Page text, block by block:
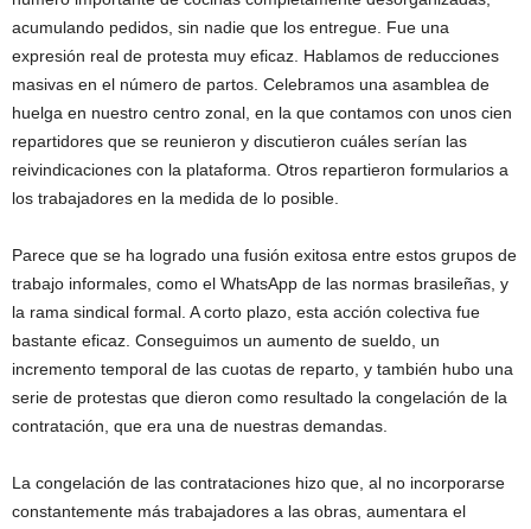
acumulando pedidos, sin nadie que los entregue. Fue una
expresión real de protesta muy eficaz. Hablamos de reducciones
masivas en el número de partos. Celebramos una asamblea de
huelga en nuestro centro zonal, en la que contamos con unos cien
repartidores que se reunieron y discutieron cuáles serían las
reivindicaciones con la plataforma. Otros repartieron formularios a
los trabajadores en la medida de lo posible.
Parece que se ha logrado una fusión exitosa entre estos grupos de
trabajo informales, como el WhatsApp de las normas brasileñas, y
la rama sindical formal. A corto plazo, esta acción colectiva fue
bastante eficaz. Conseguimos un aumento de sueldo, un
incremento temporal de las cuotas de reparto, y también hubo una
serie de protestas que dieron como resultado la congelación de la
contratación, que era una de nuestras demandas.
La congelación de las contrataciones hizo que, al no incorporarse
constantemente más trabajadores a las obras, aumentara el